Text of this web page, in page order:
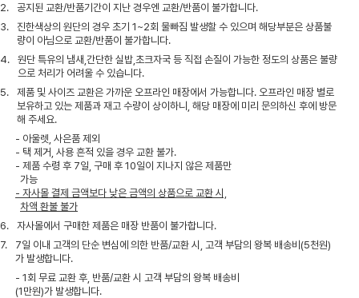
2.
공지된 교환/반품기간이 지난 경우엔 교환/반품이 불가합니다.
3.
진한색상의 원단의 경우 초기 1~2회 물빠짐 발생할 수 있으며 해당부분은 상품불
량이 아님으로 교환/반품이 불가합니다.
4.
원단 특유의 냄새,간단한 실밥,초크자국 등 직접 손질이 가능한 정도의 상품은 불량
으로 처리가 어려울 수 있습니다.
5.
제품 및 사이즈 교환은 가까운 오프라인 매장에서 가능합니다. 오프라인 매장 별로
보유하고 있는 제품과 재고 수량이 상이하니, 해당 매장에 미리 문의하신 후에 방문
해 주세요.
- 아울렛, 사은품 제외
- 택 제거, 사용 흔적 있을 경우 교환 불가.
- 제품 수령 후 7일, 구매 후 10일이 지나지 않은 제품만
가능
- 자사몰 결제 금액보다 낮은 금액의 상품으로 교환 시,
차액 환불 불가
6.
자사몰에서 구매한 제품은 매장 반품이 불가합니다.
7.
7일 이내 고객의 단순 변심에 의한 반품/교환 시, 고객 부담의 왕복 배송비(5천원)
가 발생합니다.
- 1회 무료 교환 후, 반품/교환 시 고객 부담의 왕복 배송비
(1만원)가 발생합니다.